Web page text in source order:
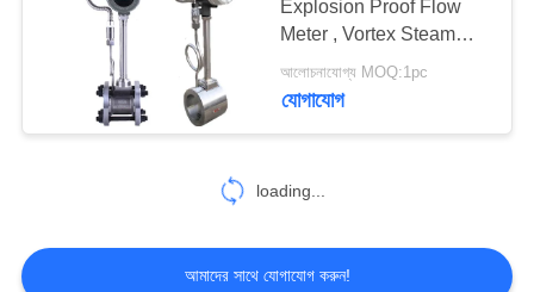
Explosion Proof Flow
Meter , Vortex Steam
Flow Meter
আলোচনাযোগ্য MOQ:1pc
যোগাযোগ
loading...
আমাদের সাথে যোগাযোগ করুন!